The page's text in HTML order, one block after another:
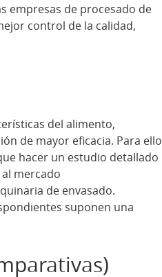
empresas de procesado de
control de la calidad,
del alimento,
de mayor eficacia. Para ello
hacer un estudio detallado
mercado
de envasado.
suponen una